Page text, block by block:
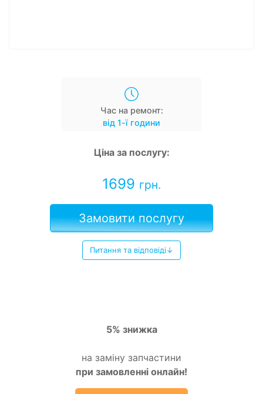
Час на ремонт:
від 1-ї години
Ціна за послугу:
1699 грн.
Замовити послугу
Питання та відповіді↓
5% знижка
на заміну запчастини
при замовленні онлайн!